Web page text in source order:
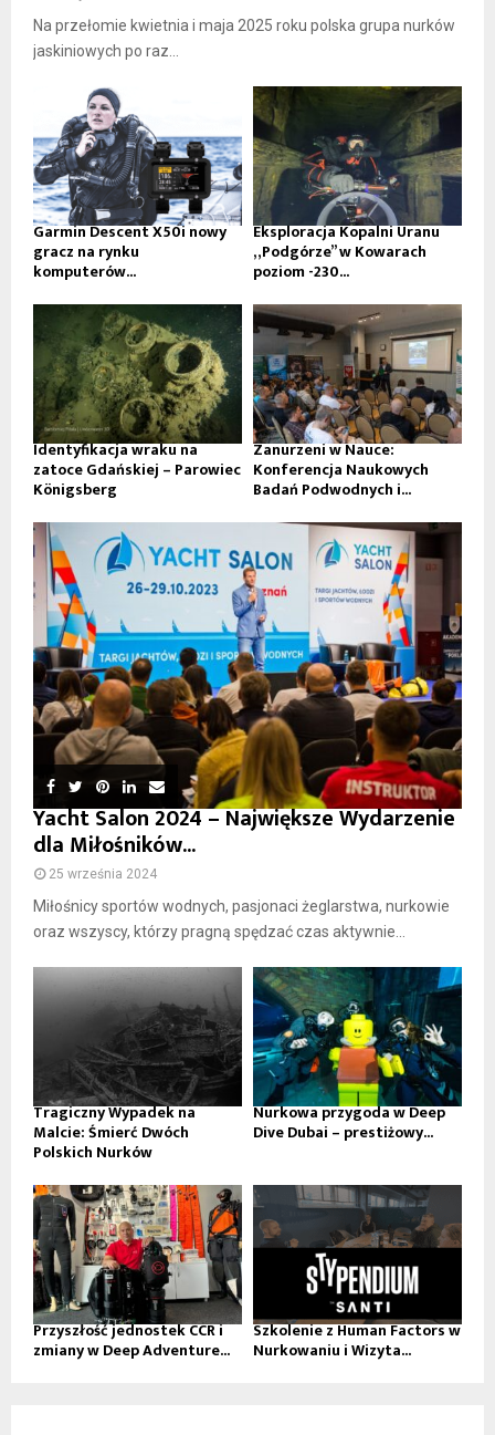
Na przełomie kwietnia i maja 2025 roku polska grupa nurków
jaskiniowych po raz...
Garmin Descent X50i nowy
gracz na rynku
komputerów...
Eksploracja Kopalni Uranu
„Podgórze” w Kowarach
poziom -230...
Identyfikacja wraku na
zatoce Gdańskiej – Parowiec
Königsberg
Zanurzeni w Nauce:
Konferencja Naukowych
Badań Podwodnych i...
Yacht Salon 2024 – Największe Wydarzenie
dla Miłośników...
25 września 2024
Miłośnicy sportów wodnych, pasjonaci żeglarstwa, nurkowie
oraz wszyscy, którzy pragną spędzać czas aktywnie...
Tragiczny Wypadek na
Malcie: Śmierć Dwóch
Polskich Nurków
Nurkowa przygoda w Deep
Dive Dubai – prestiżowy...
Przyszłość jednostek CCR i
zmiany w Deep Adventure...
Szkolenie z Human Factors w
Nurkowaniu i Wizyta...